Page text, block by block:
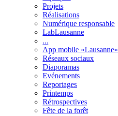
Projets
Réalisations
Numérique responsable
LabLausanne
...
App mobile «Lausanne»
Réseaux sociaux
Diaporamas
Evénements
Reportages
Printemps
Rétrospectives
Fête de la forêt